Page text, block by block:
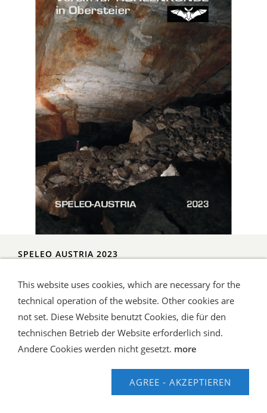
SPELEO AUSTRIA 2023
beginnend mit den Forschungen am Dachstein, dem Toten ...more
40,00 EUR*
This website uses cookies, which are necessary for the
technical operation of the website. Other cookies are
not set. Diese Website benutzt Cookies, die für den
technischen Betrieb der Website erforderlich sind.
Andere Cookies werden nicht gesetzt. more
AGREE - AKZEPTIEREN